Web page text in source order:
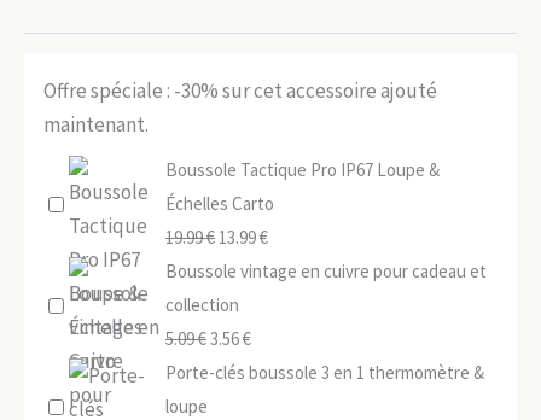
Offre spéciale : -30% sur cet accessoire ajouté
maintenant.
Boussole Tactique Pro IP67 Loupe &
Échelles Carto
19.99€ Le
prix
initial
était :
19.99 €.
13.99€Le
prix
13.99 €.
Boussole vintage en cuivre pour cadeau et
collection
5.09€Le
prix
3.56€Le
prix
Porte-clés boussole 3 en 1 thermomètre &
loupe